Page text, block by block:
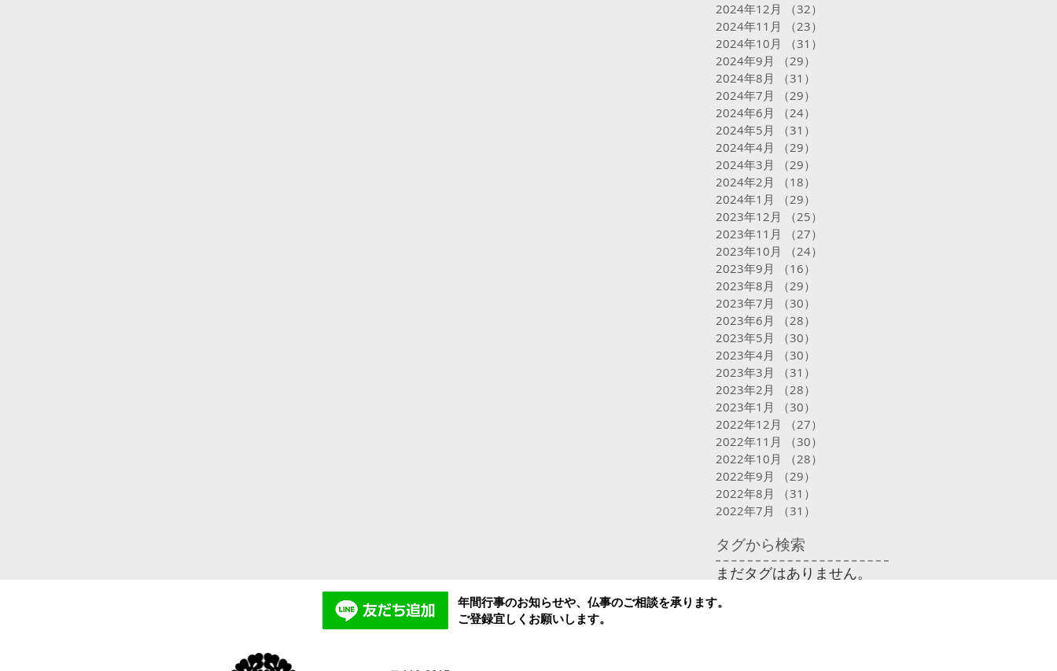
2024年12月
（32）
2024年11月
（23）
2024年10月
（31）
2024年9月
（29）
2024年8月
（31）
2024年7月
（29）
2024年6月
（24）
2024年5月
（31）
2024年4月
（29）
2024年3月
（29）
2024年2月
（18）
2024年1月
（29）
2023年12月
（25）
2023年11月
（27）
2023年10月
（24）
2023年9月
（16）
2023年8月
（29）
2023年7月
（30）
2023年6月
（28）
2023年5月
（30）
2023年4月
（30）
2023年3月
（31）
2023年2月
（28）
2023年1月
（30）
2022年12月
（27）
2022年11月
（30）
2022年10月
（28）
2022年9月
（29）
2022年8月
（31）
2022年7月
（31）
タグから検索
まだタグはありません。
年間行事のお知らせや、仏事のご相談を承ります。
ご登録宜しくお願いします。